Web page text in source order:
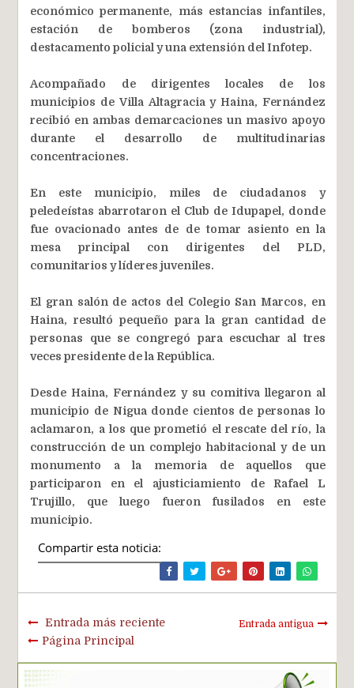
económico permanente, más estancias infantiles,
estación de bomberos (zona industrial),
destacamento policial y una extensión del Infotep.
Acompañado de dirigentes locales de los
municipios de Villa Altagracia y Haina, Fernández
recibió en ambas demarcaciones un masivo apoyo
durante el desarrollo de multitudinarias
concentraciones.
En este municipio, miles de ciudadanos y
peledeístas abarrotaron el Club de Idupapel, donde
fue ovacionado antes de de tomar asiento en la
mesa principal con dirigentes del PLD,
comunitarios y líderes juveniles.
El gran salón de actos del Colegio San Marcos, en
Haina, resultó pequeño para la gran cantidad de
personas que se congregó para escuchar al tres
veces presidente de la República.
Desde Haina, Fernández y su comitiva llegaron al
municipio de Nigua donde cientos de personas lo
aclamaron, a los que prometió el rescate del río, la
construcción de un complejo habitacional y de un
monumento a la memoria de aquellos que
participaron en el ajusticiamiento de Rafael L
Trujillo, que luego fueron fusilados en este
municipio.
Compartir esta noticia:
Entrada más reciente Entrada antigua
Página Principal